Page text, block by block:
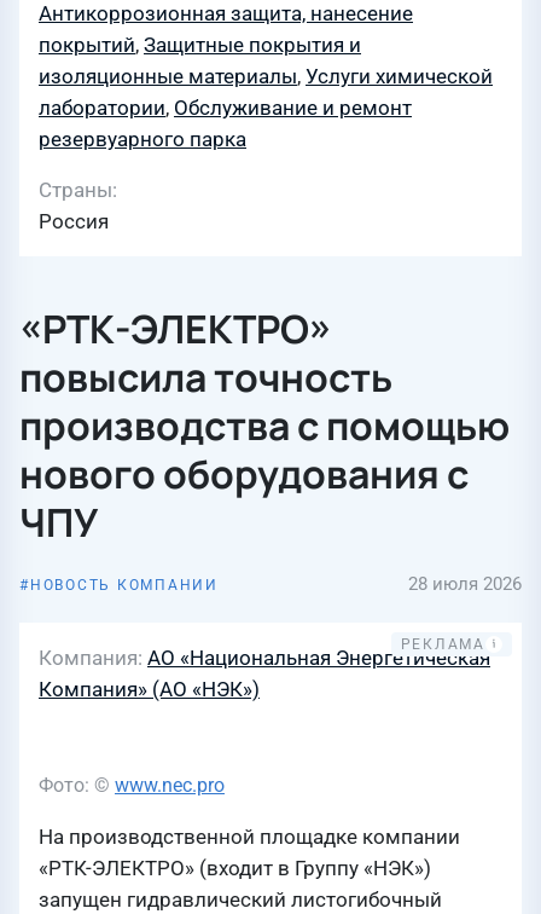
Антикоррозионная защита, нанесение
покрытий, Защитные покрытия и
изоляционные материалы, Услуги химической
лаборатории, Обслуживание и ремонт
резервуарного парка
Страны
Россия
«РТК-ЭЛЕКТРО»
повысила точность
производства с помощью
нового оборудования с
ЧПУ
НОВОСТЬ КОМПАНИИ 28 июля 2026
Компания АО «Национальная Энергетическая
Компания» (АО «НЭК»)
Фото: © www.nec.pro
На производственной площадке компании
«РТК-ЭЛЕКТРО» (входит в Группу «НЭК»)
запущен гидравлический листогибочный